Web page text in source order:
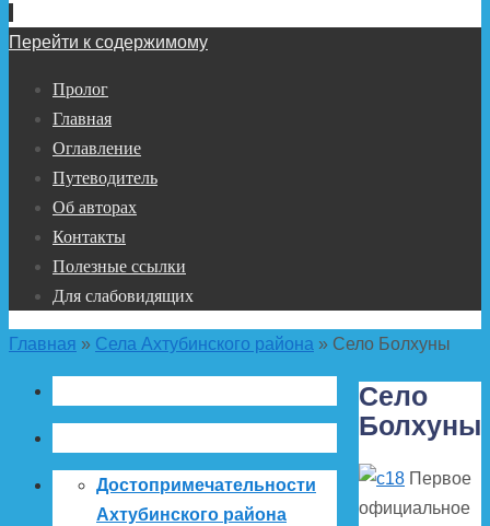
Перейти к содержимому
Пролог
Главная
Оглавление
Путеводитель
Об авторах
Контакты
Полезные ссылки
Для слабовидящих
Главная » Села Ахтубинского района » Село Болхуны
Село
Болхуны
Первое
официальное
Достопримечательности
Ахтубинского района